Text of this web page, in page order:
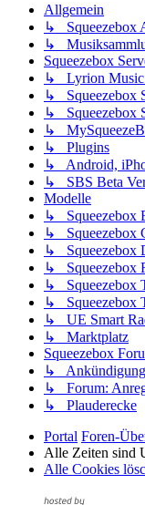
Allgemein
↳ Squeezebox
↳
Squeezebox
↳ Lyrion Music
↳ Squeezebox
↳ Squeezebox
↳
↳ Plugins
↳ Android,
↳ SBS Beta
Modelle
↳ Squeezebox
↳ Squeezebox
↳ Squeezebox
↳ Squeezebox
↳ Squeezebox
↳ Squeezebox
↳ UE Smart
↳ Marktplatz
Squeezebox
↳
↳ Forum:
↳ Plauderecke
Portal Foren-
Alle Zeiten sind
Alle Cookies